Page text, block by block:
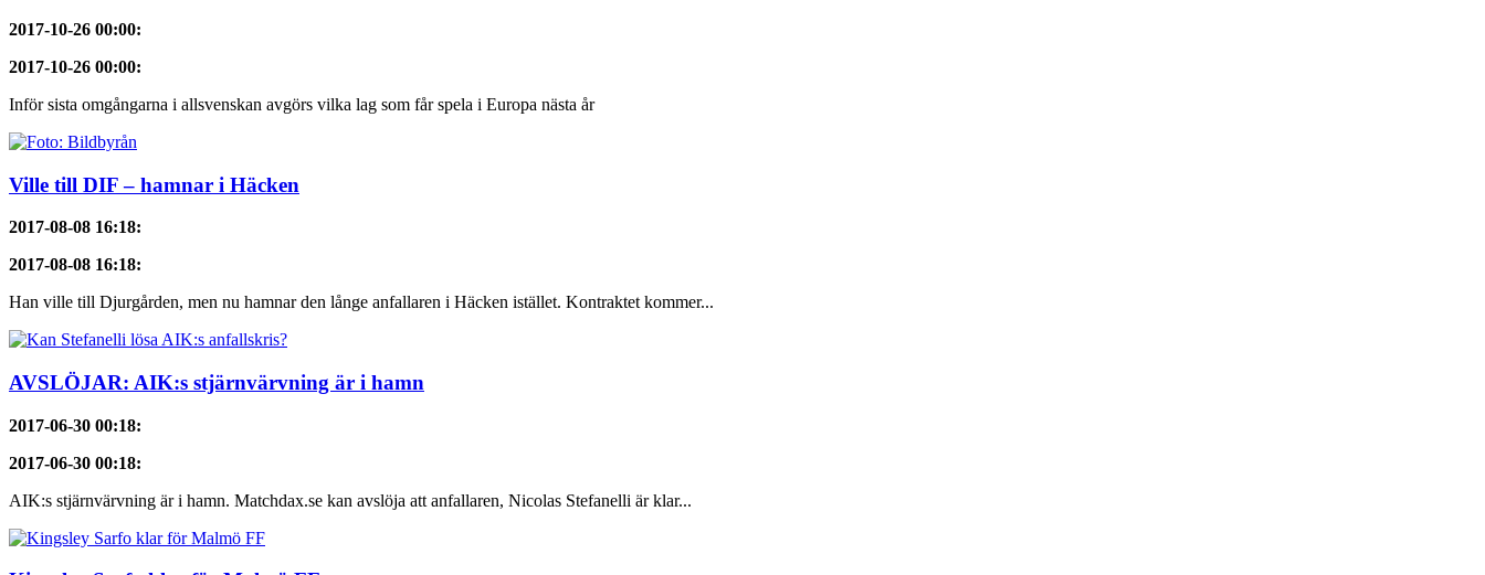
2017-10-26 00:00:
2017-10-26 00:00:
Inför sista omgångarna i allsvenskan avgörs vilka lag som får spela i Europa nästa år
Ville till DIF – hamnar i Häcken
2017-08-08 16:18:
2017-08-08 16:18:
Han ville till Djurgården, men nu hamnar den långe anfallaren i Häcken istället. Kontraktet kommer...
AVSLÖJAR: AIK:s stjärnvärvning är i hamn
2017-06-30 00:18:
2017-06-30 00:18:
AIK:s stjärnvärvning är i hamn. Matchdax.se kan avslöja att anfallaren, Nicolas Stefanelli är klar...